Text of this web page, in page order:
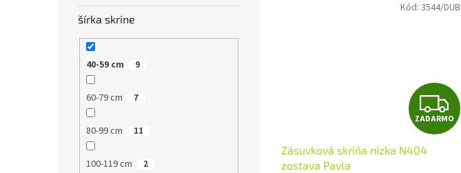
šírka skrine
40-59 cm 9
60-79 cm 7
80-99 cm 11
100-119 cm 2
Z
A
ZADARMO
Zásuvková skriňa nízka N404
zostava Pavla
Kód: 3544/DUB